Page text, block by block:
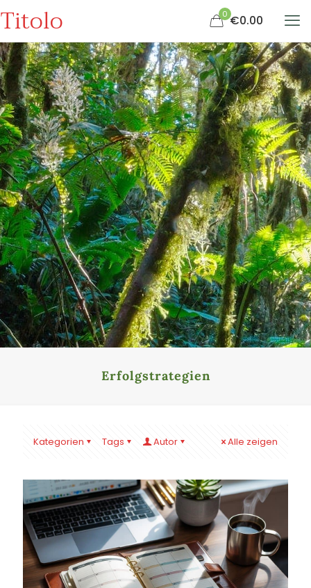
Titolo 0 €0.00
Erfolgstrategien
Kategorien Tags Autor Alle zeigen